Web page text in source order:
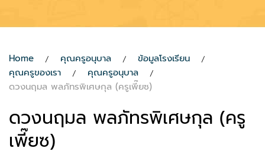
Home คุณครูอนุบาล
ข้อมูลโรงเรียน
คุณครูของเรา
คุณครูอนุบาล
ดวงนฤมล พลภัทรพิเศษกุล (ครูเพี๊ยซ)
ดวงนฤมล พลภัทรพิเศษกุล (ครู
เพี๊ยซ)